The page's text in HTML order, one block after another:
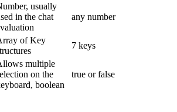
usually
in the chat
any number
of Key
7 keys
multiple
on the
boolean
true or false